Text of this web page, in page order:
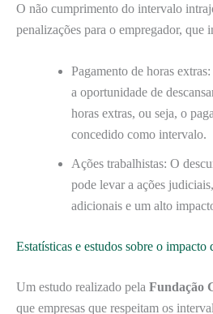
O não cumprimento do intervalo
penalizações para o empregador, que
Pagamento de horas
a oportunidade de
horas extras, ou seja, o
concedido como intervalo.
Ações trabalhistas: O
pode levar a ações
adicionais e um alto
Estatísticas e estudos sobre o impacto
Um estudo realizado pela Fundação
que empresas que respeitam os